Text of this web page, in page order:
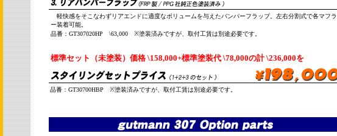
軽快感をそこなわずリアエンドに適度なボリュームを与えたバンパーフラップ。左右分割式で各マフラ
ー装着可能。
品番：GT307020HP \63,000 ※塗装済みですが、取付工賃は別途必要です。
標準セット（未塗装）価格 \158,000+標準塗装代 \78,000の計 \236,000を
品番：GT30700HBP ※塗装済みですが、取付工賃は別途必要です。